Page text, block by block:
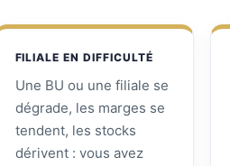
FILIALE EN DIFFICULTÉ
Une BU ou une filiale se
dégrade, les marges se
tendent, les stocks
dérivent : vous avez